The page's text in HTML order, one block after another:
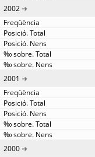
2002
2001
2000